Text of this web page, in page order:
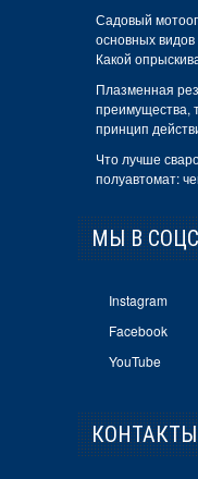
Садовый
основных
Какой
Плазменная
преимущества,
принцип
Что лучше
полуавтомат:
МЫ В
Instagram
Facebook
YouTube
КОНТАКТЫ